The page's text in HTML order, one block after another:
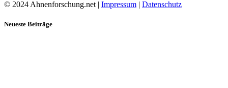
© 2024 Ahnenforschung.net | Impressum | Datenschutz
Neueste Beiträge